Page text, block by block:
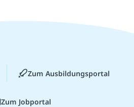
Zum Ausbildungsportal
Zum Jobportal